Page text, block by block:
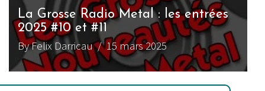
La Grosse Radio Metal : les entrées
2025 #10 et #11
By Felix Darricau/ 15 mars 2025